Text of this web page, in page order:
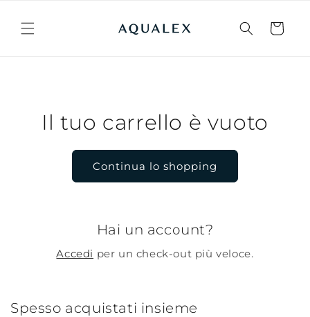
ai contenuti
Carrello
Il tuo carrello è vuoto
Continua lo shopping
Hai un account?
Accedi per un check-out più veloce.
Spesso acquistati insieme